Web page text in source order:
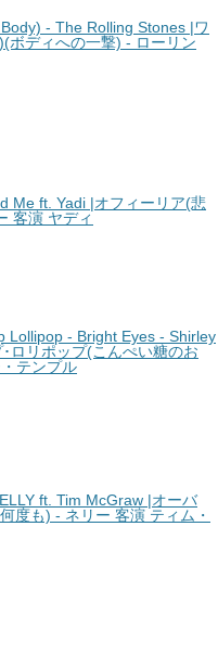
- The Rolling Stones |ワ
ボディへの一撃) - ローリン
Me ft. Yadi |オフィーリア(悲
客演 ヤディ
Lollipop - Bright Eyes - Shirley
ロリポップ(こんぺい糖のお
テンプル
ft. Tim McGraw |オーバ
度も) - ネリー 客演 ティム・